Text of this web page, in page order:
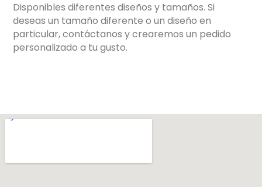
Disponibles diferentes diseños y tamaños. Si
deseas un tamaño diferente o un diseño en
particular, contáctanos y crearemos un pedido
personalizado a tu gusto.